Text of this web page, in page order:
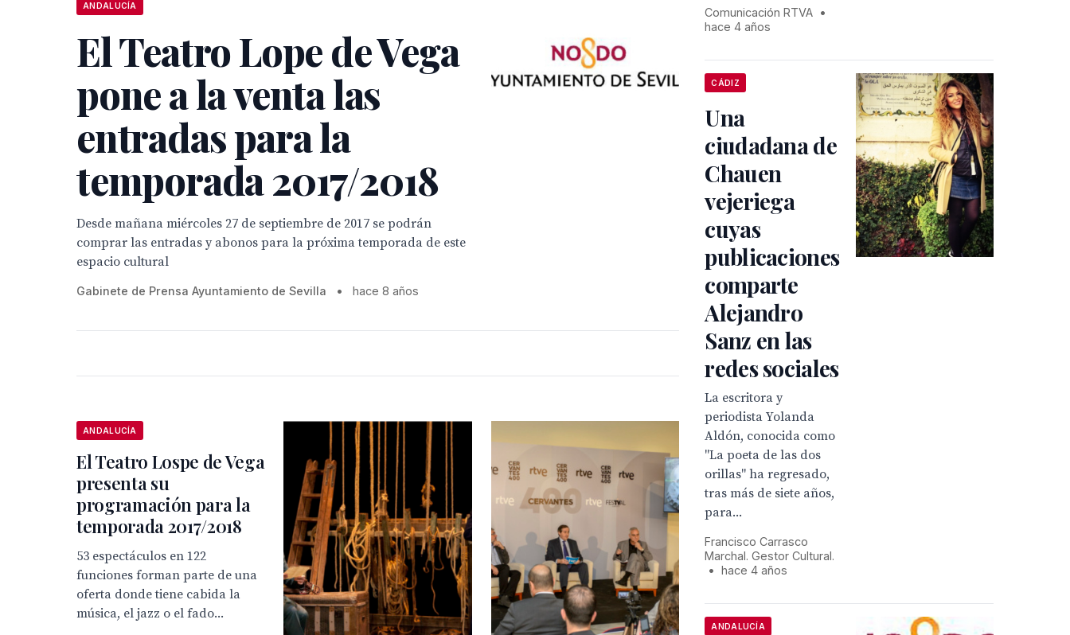
ANDALUCÍA
El Teatro Lope de Vega
pone a la venta las
entradas para la
temporada 2017/2018
Desde mañana miércoles 27 de septiembre de 2017 se podrán
comprar las entradas y abonos para la próxima temporada de este
espacio cultural
Gabinete de Prensa Ayuntamiento de Sevilla • hace 8 años
ANDALUCÍA
El Teatro Lospe de Vega
presenta su
programación para la
temporada 2017/2018
53 espectáculos en 122
funciones forman parte de una
oferta donde tiene cabida la
música, el jazz o el fado...
Comunicación RTVA •
hace 4 años
CÁDIZ
Una
ciudadana de
Chauen
vejeriega
cuyas
publicaciones
comparte
Alejandro
Sanz en las
redes sociales
La escritora y
periodista Yolanda
Aldón, conocida como
"La poeta de las dos
orillas" ha regresado,
tras más de siete años,
para...
Francisco Carrasco
Marchal. Gestor Cultural.
•
hace 4 años
ANDALUCÍA